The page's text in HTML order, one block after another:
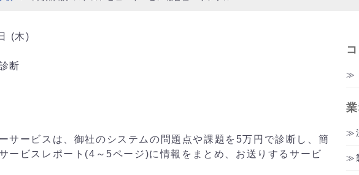
(木)
断
サービスは、御社のシステムの問題点や課題を5万円で診断し、簡
ービスレポート(4～5ページ)に情報をまとめ、お送りするサービ